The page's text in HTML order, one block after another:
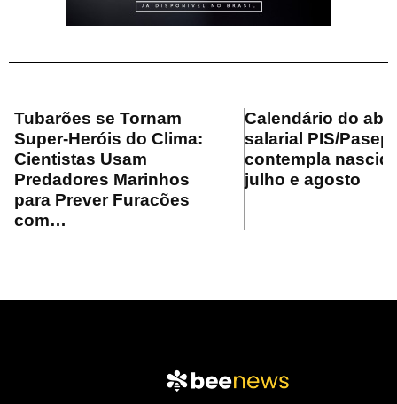
Tubarões se Tornam
Super-Heróis do Clima:
Cientistas Usam
Predadores Marinhos
para Prever Furacões
com…
Calendário do
salarial PIS/Pasep
contempla
julho e agosto